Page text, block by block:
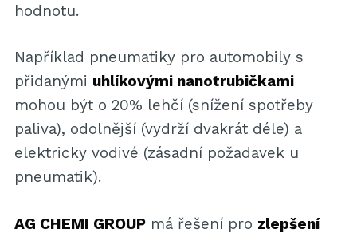
hodnotu.
Například pneumatiky pro automobily s
přidanými uhlíkovými nanotrubičkami
mohou být o 20% lehčí (snížení spotřeby
paliva), odolnější (vydrží dvakrát déle) a
elektricky vodivé (zásadní požadavek u
pneumatik).
AG CHEMI GROUPmá řešení pro zlepšení